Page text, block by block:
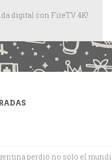
digital con FireTV 4K!
perdió no solo el